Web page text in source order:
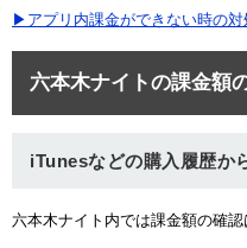
▶アプリ内課金ができない時の対
六本木ナイトの課金額
iTunesなどの購入履歴か
六本木ナイト内では課金額の確認